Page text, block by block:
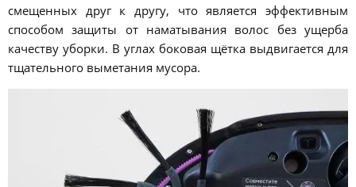
смещенных друг к другу, что является эффективным
способом защиты от наматывания волос без ущерба
качеству уборки. В углах боковая щётка выдвигается для
тщательного выметания мусора.